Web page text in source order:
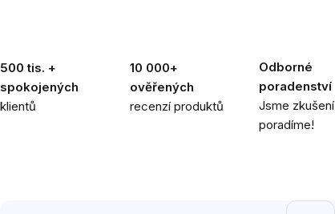
500 tis. +
spokojených
klientů
10 000+
ověřených
recenzí produktů
Odborné
poradenství
Jsme
poradíme!